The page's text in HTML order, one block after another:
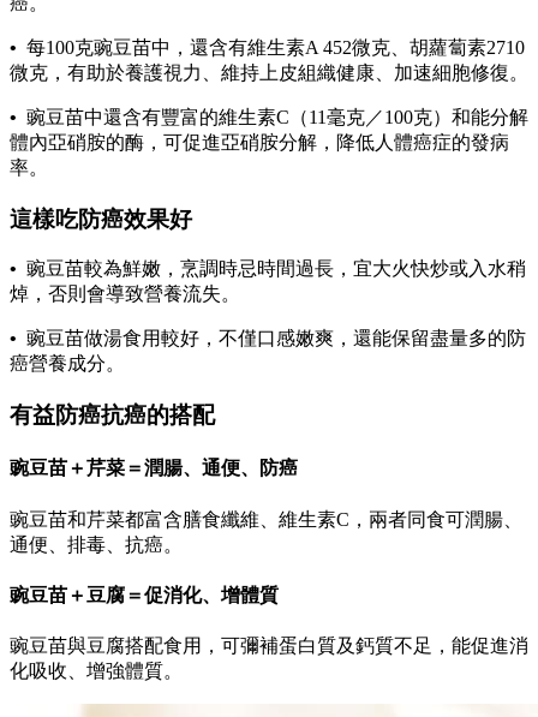
• 每100克豌豆苗中，還含有維生素A 452微克、胡蘿蔔素2710
微克，有助於養護視力、維持上皮組織健康、加速細胞修復。
• 豌豆苗中還含有豐富的維生素C（11毫克／100克）和能分解
體內亞硝胺的酶，可促進亞硝胺分解，降低人體癌症的發病
率。
這樣吃防癌效果好
• 豌豆苗較為鮮嫩，烹調時忌時間過長，宜大火快炒或入水稍
焯，否則會導致營養流失。
• 豌豆苗做湯食用較好，不僅口感嫩爽，還能保留盡量多的防
癌營養成分。
有益防癌抗癌的搭配
豌豆苗＋芹菜＝潤腸、通便、防癌
豌豆苗和芹菜都富含膳食纖維、維生素C，兩者同食可潤腸、
通便、排毒、抗癌。
豌豆苗＋豆腐＝促消化、增體質
豌豆苗與豆腐搭配食用，可彌補蛋白質及鈣質不足，能促進消
化吸收、增強體質。